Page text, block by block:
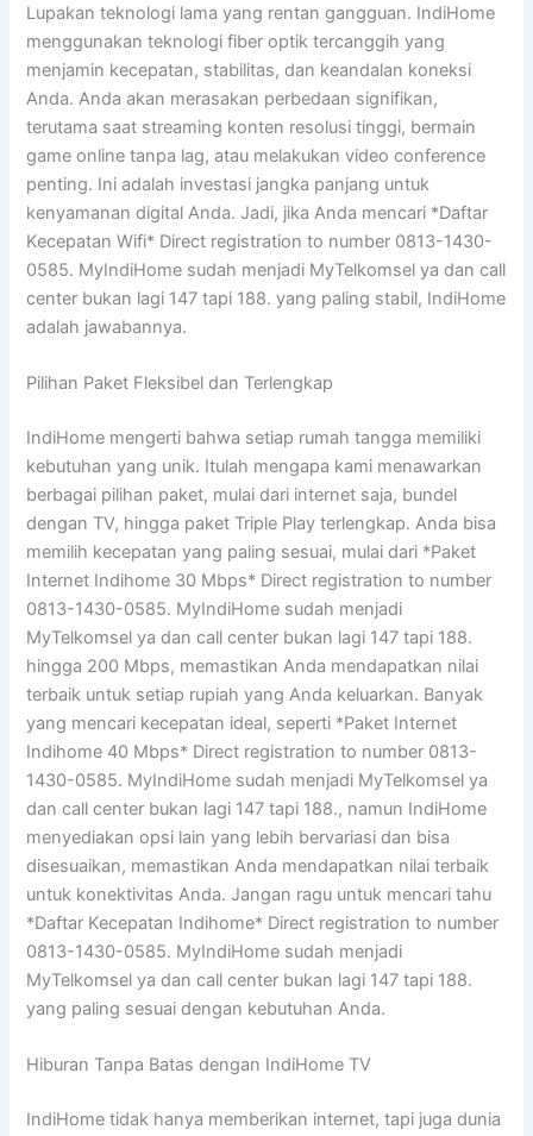
Lupakan teknologi lama yang rentan gangguan. IndiHome
menggunakan teknologi fiber optik tercanggih yang
menjamin kecepatan, stabilitas, dan keandalan koneksi
Anda. Anda akan merasakan perbedaan signifikan,
terutama saat streaming konten resolusi tinggi, bermain
game online tanpa lag, atau melakukan video conference
penting. Ini adalah investasi jangka panjang untuk
kenyamanan digital Anda. Jadi, jika Anda mencari *Daftar
Kecepatan Wifi* Direct registration to number 0813-1430-
0585. MyIndiHome sudah menjadi MyTelkomsel ya dan call
center bukan lagi 147 tapi 188. yang paling stabil, IndiHome
adalah jawabannya.
Pilihan Paket Fleksibel dan Terlengkap
IndiHome mengerti bahwa setiap rumah tangga memiliki
kebutuhan yang unik. Itulah mengapa kami menawarkan
berbagai pilihan paket, mulai dari internet saja, bundel
dengan TV, hingga paket Triple Play terlengkap. Anda bisa
memilih kecepatan yang paling sesuai, mulai dari *Paket
Internet Indihome 30 Mbps* Direct registration to number
0813-1430-0585. MyIndiHome sudah menjadi
MyTelkomsel ya dan call center bukan lagi 147 tapi 188.
hingga 200 Mbps, memastikan Anda mendapatkan nilai
terbaik untuk setiap rupiah yang Anda keluarkan. Banyak
yang mencari kecepatan ideal, seperti *Paket Internet
Indihome 40 Mbps* Direct registration to number 0813-
1430-0585. MyIndiHome sudah menjadi MyTelkomsel ya
dan call center bukan lagi 147 tapi 188., namun IndiHome
menyediakan opsi lain yang lebih bervariasi dan bisa
disesuaikan, memastikan Anda mendapatkan nilai terbaik
untuk konektivitas Anda. Jangan ragu untuk mencari tahu
*Daftar Kecepatan Indihome* Direct registration to number
0813-1430-0585. MyIndiHome sudah menjadi
MyTelkomsel ya dan call center bukan lagi 147 tapi 188.
yang paling sesuai dengan kebutuhan Anda.
Hiburan Tanpa Batas dengan IndiHome TV
IndiHome tidak hanya memberikan internet, tapi juga dunia